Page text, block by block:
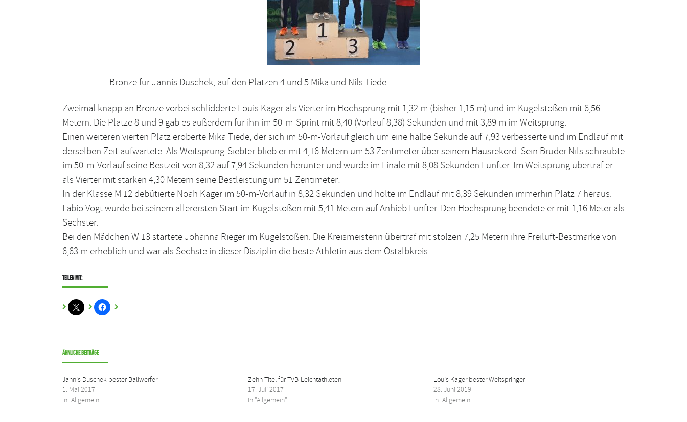
Bronze für Jannis Duschek, auf den Plätzen 4 und 5 Mika und Nils Tiede
Zweimal knapp an Bronze vorbei schlidderte Louis Kager als Vierter im Hochsprung mit 1,32 m (bisher 1,15 m) und im Kugelstoßen mit 6,56
Metern. Die Plätze 8 und 9 gab es außerdem für ihn im 50-m-Sprint mit 8,40 (Vorlauf 8,38) Sekunden und mit 3,89 m im Weitsprung.
Einen weiteren vierten Platz eroberte Mika Tiede, der sich im 50-m-Vorlauf gleich um eine halbe Sekunde auf 7,93 verbesserte und im Endlauf mit
derselben Zeit aufwartete. Als Weitsprung-Siebter blieb er mit 4,16 Metern um 53 Zentimeter über seinem Hausrekord. Sein Bruder Nils schraubte
im 50-m-Vorlauf seine Bestzeit von 8,32 auf 7,94 Sekunden herunter und wurde im Finale mit 8,08 Sekunden Fünfter. Im Weitsprung übertraf er
als Vierter mit starken 4,30 Metern seine Bestleistung um 51 Zentimeter!
In der Klasse M 12 debütierte Noah Kager im 50-m-Vorlauf in 8,32 Sekunden und holte im Endlauf mit 8,39 Sekunden immerhin Platz 7 heraus.
Fabio Vogt wurde bei seinem allerersten Start im Kugelstoßen mit 5,41 Metern auf Anhieb Fünfter. Den Hochsprung beendete er mit 1,16 Meter als
Sechster.
Bei den Mädchen W 13 startete Johanna Rieger im Kugelstoßen. Die Kreismeisterin übertraf mit stolzen 7,25 Metern ihre Freiluft-Bestmarke von
6,63 m erheblich und war als Sechste in dieser Disziplin die beste Athletin aus dem Ostalbkreis!
Teilen mit:
Ähnliche Beiträge
Jannis Duschek bester Ballwerfer
1. Mai 2017
In "Allgemein"
Zehn Titel für TVB-Leichtathleten
17. Juli 2017
In "Allgemein"
Louis Kager bester Weitspringer
28. Juni 2019
In "Allgemein"